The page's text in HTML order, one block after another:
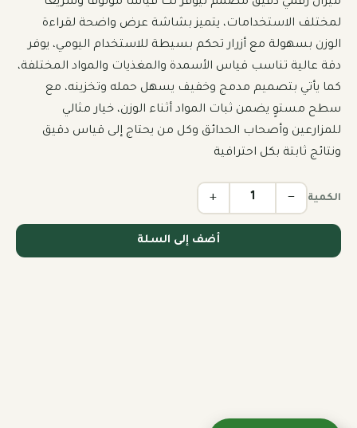
الوزن بسهولة مع أزرار تحكم بسيطة للاستخدام اليومي، يوفر
ونتائج ثابتة بكل احترافية
الكمية −
+
أضف إلى السلة